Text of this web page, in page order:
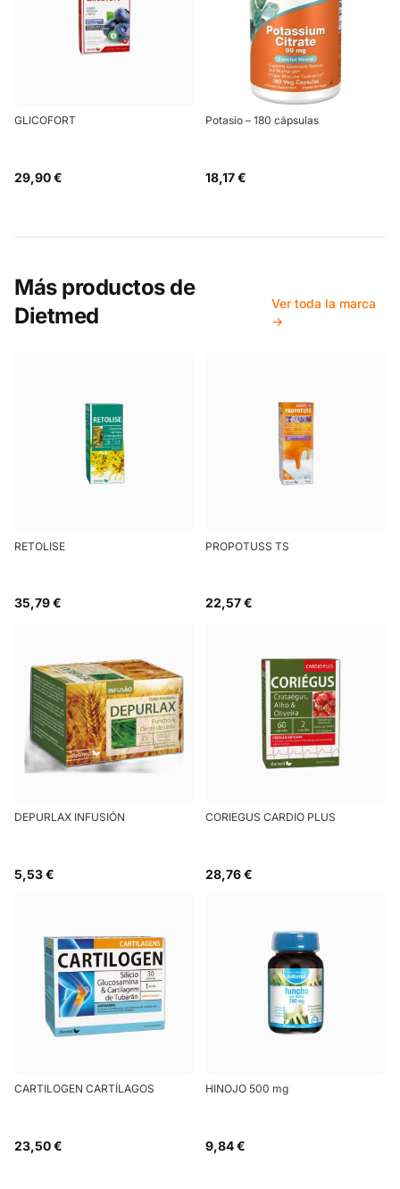
GLICOFORT
29,90 €
Potasio – 180 cápsulas
18,17 €
Más productos de
Dietmed
Ver toda la marca
→
RETOLISE
35,79 €
PROPOTUSS TS
22,57 €
DEPURLAX INFUSIÓN
5,53 €
CORIEGUS CARDIO PLUS
28,76 €
CARTILOGEN CARTÍLAGOS
23,50 €
HINOJO 500 mg
9,84 €